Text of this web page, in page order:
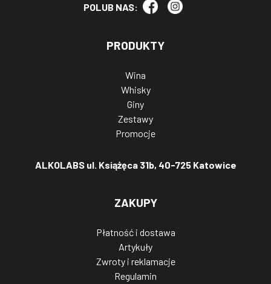
POLUB NAS:
PRODUKTY
Wina
Whisky
Giny
Zestawy
Promocje
ALKOLABS ul. Książęca 31b, 40-725 Katowice
ZAKUPY
Płatność i dostawa
Artykuły
Zwroty i reklamacje
Regulamin